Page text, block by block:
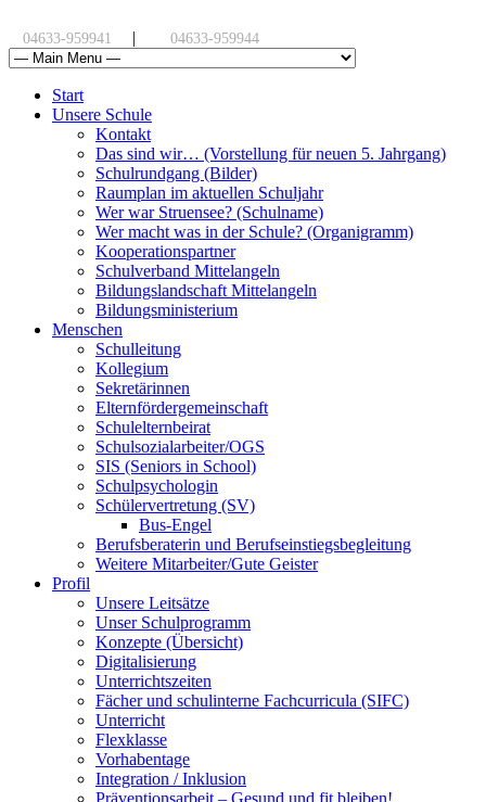
04633-959941 | 04633-959944
Start
Unsere Schule
Kontakt
Das sind wir… (Vorstellung für neuen 5. Jahrgang)
Schulrundgang (Bilder)
Raumplan im aktuellen Schuljahr
Wer war Struensee? (Schulname)
Wer macht was in der Schule? (Organigramm)
Kooperationspartner
Schulverband Mittelangeln
Bildungslandschaft Mittelangeln
Bildungsministerium
Menschen
Schulleitung
Kollegium
Sekretärinnen
Elternfördergemeinschaft
Schulelternbeirat
Schulsozialarbeiter/OGS
SIS (Seniors in School)
Schulpsychologin
Schülervertretung (SV)
Bus-Engel
Berufsberaterin und Berufseinstiegsbegleitung
Weitere Mitarbeiter/Gute Geister
Profil
Unsere Leitsätze
Unser Schulprogramm
Konzepte (Übersicht)
Digitalisierung
Unterrichtszeiten
Fächer und schulinterne Fachcurricula (SIFC)
Unterricht
Flexklasse
Vorhabentage
Integration / Inklusion
Präventionsarbeit – Gesund und fit bleiben!